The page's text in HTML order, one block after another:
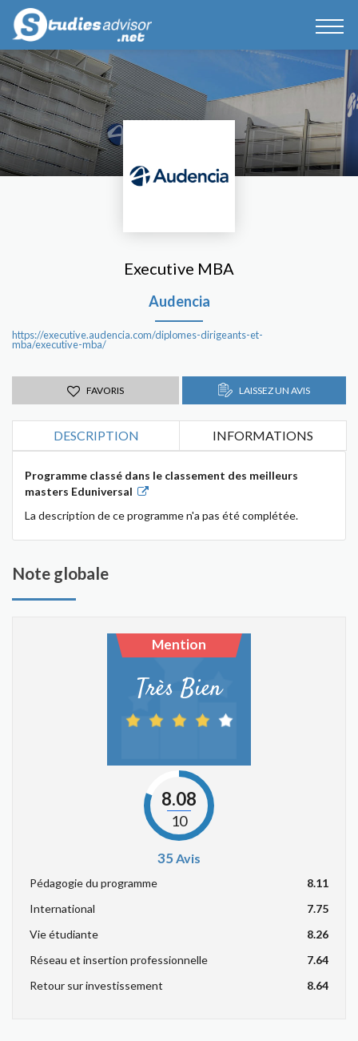
Executive MBA
Audencia
https://executive.audencia.com/diplomes-dirigeants-et-
mba/executive-mba/
FAVORIS LAISSEZ UN AVIS
DESCRIPTION INFORMATIONS
Programme classé dans le classement des meilleurs
masters Eduniversal
La description de ce programme n'a pas été complétée.
Note globale
Mention
Très Bien
8.08
10
35Avis
Pédagogie du programme
8.11
International
7.75
Vie étudiante
8.26
Réseau et insertion professionnelle
7.64
Retour sur investissement
8.64